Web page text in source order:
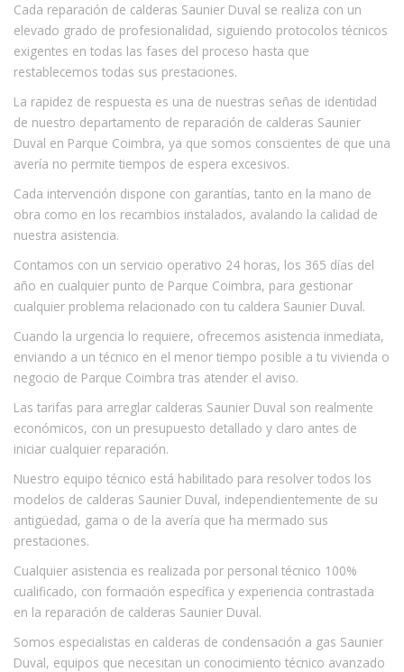
Cada reparación de calderas Saunier Duval se realiza con un
elevado grado de profesionalidad, siguiendo protocolos técnicos
exigentes en todas las fases del proceso hasta que
restablecemos todas sus prestaciones.
La rapidez de respuesta es una de nuestras señas de identidad
de nuestro departamento de reparación de calderas Saunier
Duval en Parque Coimbra, ya que somos conscientes de que una
avería no permite tiempos de espera excesivos.
Cada intervención dispone con garantías, tanto en la mano de
obra como en los recambios instalados, avalando la calidad de
nuestra asistencia.
Contamos con un servicio operativo 24 horas, los 365 días del
año en cualquier punto de Parque Coimbra, para gestionar
cualquier problema relacionado con tu caldera Saunier Duval.
Cuando la urgencia lo requiere, ofrecemos asistencia inmediata,
enviando a un técnico en el menor tiempo posible a tu vivienda o
negocio de Parque Coimbra tras atender el aviso.
Las tarifas para arreglar calderas Saunier Duval son realmente
económicos, con un presupuesto detallado y claro antes de
iniciar cualquier reparación.
Nuestro equipo técnico está habilitado para resolver todos los
modelos de calderas Saunier Duval, independientemente de su
antigüedad, gama o de la avería que ha mermado sus
prestaciones.
Cualquier asistencia es realizada por personal técnico 100%
cualificado, con formación específica y experiencia contrastada
en la reparación de calderas Saunier Duval.
Somos especialistas en calderas de condensación a gas Saunier
Duval, equipos que necesitan un conocimiento técnico avanzado